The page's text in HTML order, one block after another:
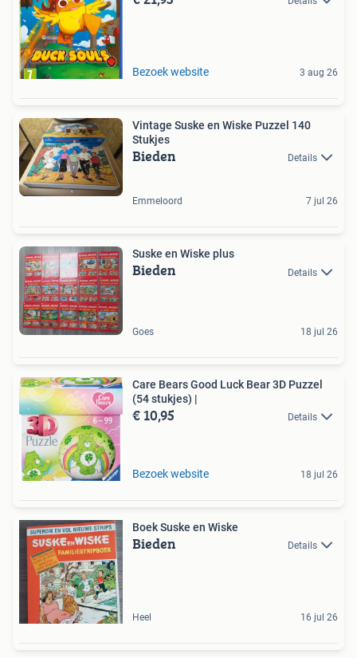
Bezoek website 3 aug 26
Vintage Suske en Wiske Puzzel 140
Stukjes
Bieden Details
Emmeloord 7 jul 26
Suske en Wiske plus
Bieden Details
Goes 18 jul 26
Care Bears Good Luck Bear 3D Puzzel
(54 stukjes) |
€ 10,95 Details
Bezoek website 18 jul 26
Boek Suske en Wiske
Bieden Details
Heel 16 jul 26